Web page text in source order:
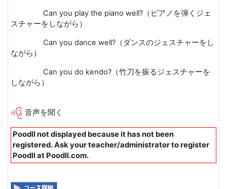
Can you play the piano well? （ピアノを弾くジェ
スチャーをしながら）
Can you dance well? （ダンスのジェスチャーをし
ながら）
Can you do kendo? （竹刀を振るジェスチャーを
しながら）
音声を聞く
Poodll not displayed because it has not been
registered. Ask your teacher/administrator to register
Poodll at Poodll.com.